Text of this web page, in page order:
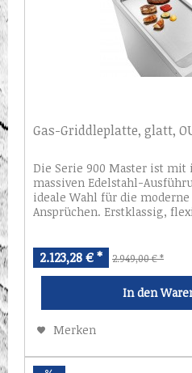
Gas-Griddleplatte, glatt,
Die Serie 900 Master ist
massiven Edelstahl-
ideale Wahl für die
Ansprüchen. Erstklassig,
2.123,28 € * 2.949,00 € *
In den
Merken